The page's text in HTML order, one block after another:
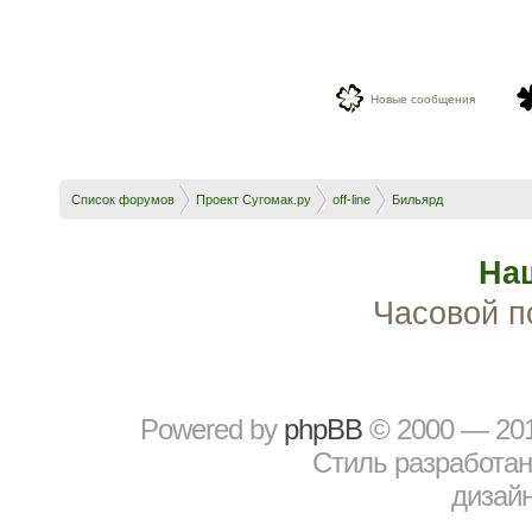
Новые сообщения
Список форумов Проект Сугомак.ру off-line Бильярд
Часовой
Powered by рhрBВ © 2000 —
Стиль